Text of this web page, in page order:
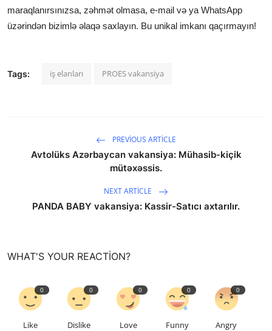
maraqlanırsınızsa, zəhmət olmasa, e-mail və ya WhatsApp
üzərindən bizimlə əlaqə saxlayın. Bu unikal imkanı qaçırmayın!
Tags: iş elanları PROES vakansiya
PREVIOUS ARTICLE
Avtolüks Azərbaycan vakansiya: Mühasib-kiçik
mütəxəssis.
NEXT ARTICLE
PANDA BABY vakansiya: Kassir-Satıcı axtarılır.
WHAT'S YOUR REACTION?
0
Like
0
Dislike
0
Love
0
Funny
0
Angry